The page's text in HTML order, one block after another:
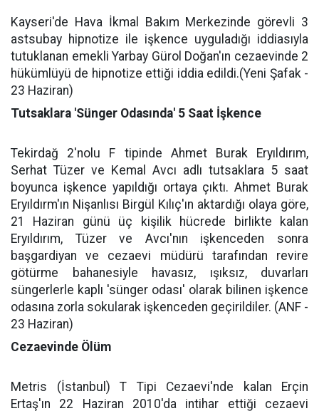
Kayseri'de Hava İkmal Bakım Merkezinde görevli 3
astsubay hipnotize ile işkence uyguladığı iddiasıyla
tutuklanan emekli Yarbay Gürol Doğan'ın cezaevinde 2
hükümlüyü de hipnotize ettiği iddia edildi.(Yeni Şafak -
23 Haziran)
Tutsaklara 'Sünger Odasında' 5 Saat İşkence
Tekirdağ 2'nolu F tipinde Ahmet Burak Eryıldırım,
Serhat Tüzer ve Kemal Avcı adlı tutsaklara 5 saat
boyunca işkence yapıldığı ortaya çıktı. Ahmet Burak
Eryıldırm'ın Nişanlısı Birgül Kılıç'ın aktardığı olaya göre,
21 Haziran günü üç kişilik hücrede birlikte kalan
Eryıldırım, Tüzer ve Avcı'nın işkenceden sonra
başgardiyan ve cezaevi müdürü tarafından revire
götürme bahanesiyle havasız, ışıksız, duvarları
süngerlerle kaplı 'sünger odası' olarak bilinen işkence
odasına zorla sokularak işkenceden geçirildiler. (ANF -
23 Haziran)
Cezaevinde Ölüm
Metris (İstanbul) T Tipi Cezaevi'nde kalan Erçin
Ertaş'ın 22 Haziran 2010'da intihar ettiği cezaevi